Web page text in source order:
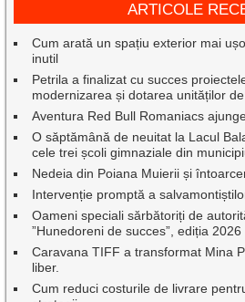
ARTICOLE
Cum arată un spațiu exterior mai
inutil
Petrila a finalizat cu succes
modernizarea și dotarea unităților
Aventura Red Bull Romaniacs
O săptămână de neuitat la Lacul
cele trei școli gimnaziale din
Nedeia din Poiana Muierii și
Intervenție promptă a
Oameni speciali sărbătoriți de
”Hunedoreni de succes”, ediția 2026
Caravana TIFF a transformat Mina
liber.
Cum reduci costurile de livrare